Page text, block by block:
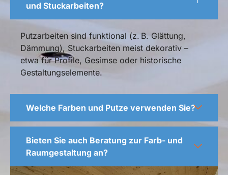
und Stuckarbeiten?
Putzarbeiten sind funktional (z. B. Glättung,
Dämmung), Stuckarbeiten meist dekorativ –
etwa für Profile, Gesimse oder historische
Gestaltungselemente.
Welche Farben und Putze verwenden Sie?
Bieten Sie auch Beratung zur Farb- und
Raumgestaltung an?